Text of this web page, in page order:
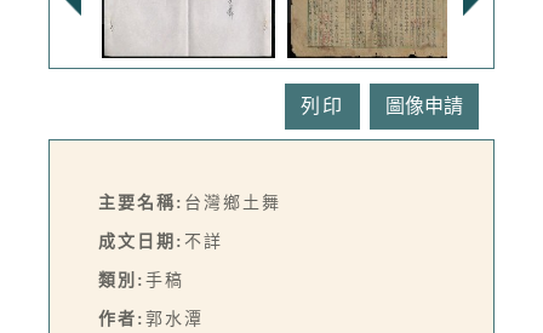
列印
主要名稱: 台灣鄉土舞
成文日期: 不詳
類別: 手稿
作者: 郭水潭